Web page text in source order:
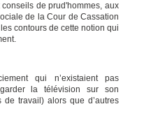
de prud'hommes, aux
de la Cour de Cassation
contours de cette notion qui
qui n’existaient pas
la télévision sur son
travail) alors que d’autres